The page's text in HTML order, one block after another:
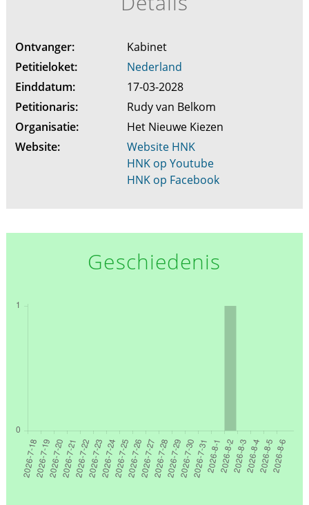
Ontvanger:
Kabinet
Petitieloket:
Nederland
Einddatum:
17-03-2028
Petitionaris:
Rudy van Belkom
Organisatie:
Het Nieuwe Kiezen
Website:
Website HNK
HNK op Youtube
HNK op Facebook
Geschiedenis